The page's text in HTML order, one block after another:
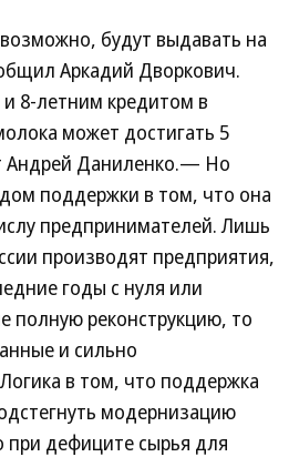
будут выдавать на
Аркадий Дворкович.
8-летним кредитом в
может достигать 5
Андрей Даниленко.— Но
поддержки в том, что она
предпринимателей. Лишь
производят предприятия,
годы с нуля или
полную реконструкцию, то
и сильно
в том, что поддержка
модернизацию
при дефиците сырья для